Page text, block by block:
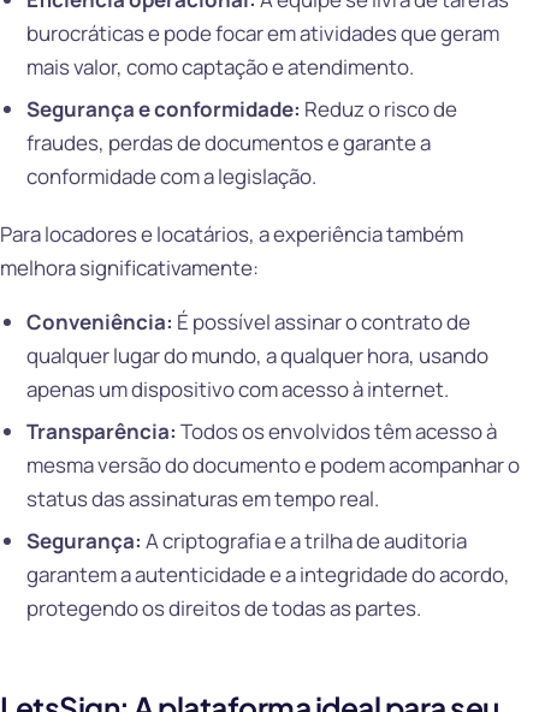
burocráticas e pode focar em atividades que geram
mais valor, como captação e atendimento.
Segurança e conformidade: Reduz o risco de
fraudes, perdas de documentos e garante a
conformidade com a legislação.
Para locadores e locatários, a experiência também
melhora significativamente:
Conveniência: É possível assinar o contrato de
qualquer lugar do mundo, a qualquer hora, usando
apenas um dispositivo com acesso à internet.
Transparência: Todos os envolvidos têm acesso à
mesma versão do documento e podem acompanhar o
status das assinaturas em tempo real.
Segurança: A criptografia e a trilha de auditoria
garantem a autenticidade e a integridade do acordo,
protegendo os direitos de todas as partes.